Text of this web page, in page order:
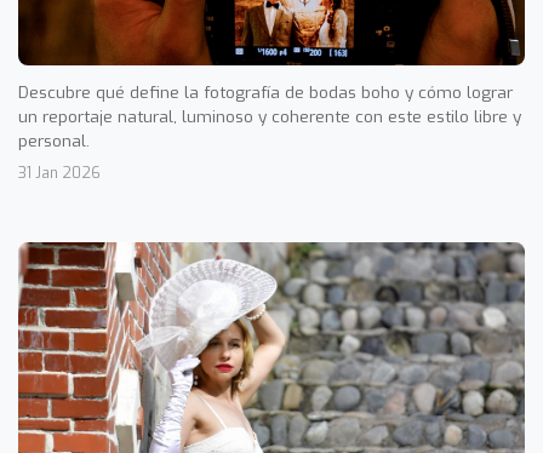
Descubre qué define la fotografía de bodas boho y cómo lograr
un reportaje natural, luminoso y coherente con este estilo libre y
personal.
31 Jan 2026